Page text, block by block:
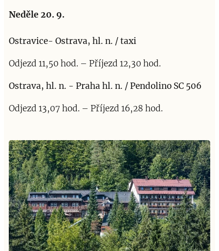
Neděle 20. 9.
Ostravice- Ostrava, hl. n. / taxi
Odjezd 11,50 hod. – Příjezd 12,30 hod.
Ostrava, hl. n. - Praha hl. n. / Pendolino SC 506
Odjezd 13,07 hod. – Příjezd 16,28 hod.